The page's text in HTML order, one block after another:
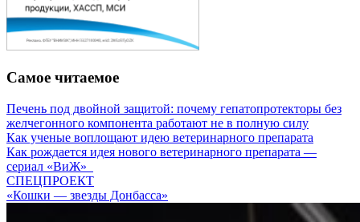
Самое читаемое
Печень под двойной защитой: почему гепатопротекторы без
желчегонного компонента работают не в полную силу
Как ученые воплощают идею ветеринарного препарата
Как рождается идея нового ветеринарного препарата —
сериал «ВиЖ»
СПЕЦПРОЕКТ
«Кошки — звезды Донбасса»